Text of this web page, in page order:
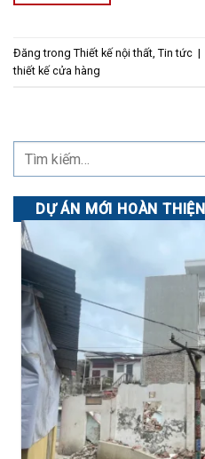
Đăng trong Thiết kế nội thất Tin tức |
thiết kế cửa hàng
DỰ ÁN MỚI HOÀN THIỆN